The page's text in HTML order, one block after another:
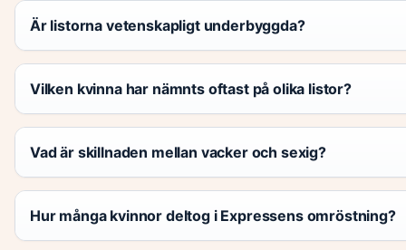
Är listorna vetenskapligt underbyggda?
Vilken kvinna har nämnts oftast på olika listor?
Vad är skillnaden mellan vacker och sexig?
Hur många kvinnor deltog i Expressens omröstning?